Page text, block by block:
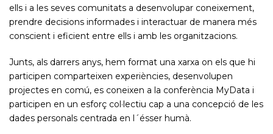
ells i a les seves comunitats a desenvolupar coneixement,
prendre decisions informades i interactuar de manera més
conscient i eficient entre ells i amb les organitzacions.
Junts, als darrers anys, hem format una xarxa on els que hi
participen comparteixen experiències, desenvolupen
projectes en comú, es coneixen a la conferència MyData i
participen en un esforç col·lectiu cap a una concepció de les
dades personals centrada en l´ésser humà.